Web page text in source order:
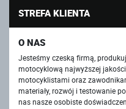
STREFA KLIENTA
O NAS
Jesteśmy czeską firmą,
motocyklową najwyższej
motocyklistami oraz
materiały, rozwój i testowanie
nas nasze osobiste